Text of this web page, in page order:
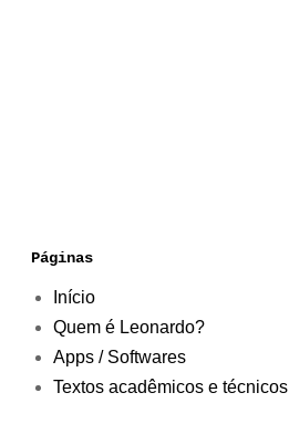
Páginas
Início
Quem é Leonardo?
Apps / Softwares
Textos acadêmicos e técnicos